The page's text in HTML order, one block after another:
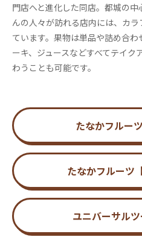
門店へと進化した同店。都城の
んの人々が訪れる店内には、カ
ています。果物は単品や詰め合
ーキ、ジュースなどすべてテイク
わうことも可能です。
たなかフルー
たなかフルーツ
ユニバーサル